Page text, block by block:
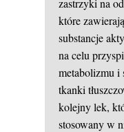
zastrzyki na
które
substancje
na celu
metabolizmu i
tkanki
kolejny lek,
stosowany w